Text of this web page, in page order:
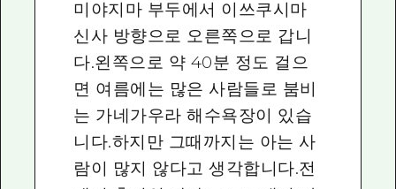
미야지마 부두에서 이쓰쿠시마
신사 방향으로 오른쪽으로 갑니
다.왼쪽으로 약 40분 정도 걸으
면 여름에는 많은 사람들로 붐비
는 가네가우라 해수욕장이 있습
니다.하지만 그때까지는 아는 사
람이 많지 않다고 생각합니다.전